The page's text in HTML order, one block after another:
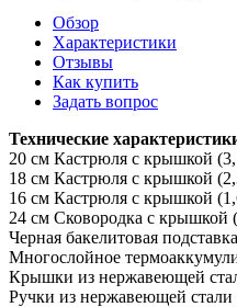
Обзор
Характеристики
Отзывы
Как купить
Задать вопрос
Технические
20 см Кастрюля с крышкой
18 см Кастрюля с крышкой
16 см Кастрюля с крышкой
24 см Сковородка с крышкой
Черная бакелитовая подставка
Многослойное
Крышки из нержавеющей
Ручки из нержавеющей стали